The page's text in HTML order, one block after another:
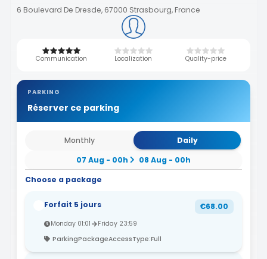
6 Boulevard De Dresde, 67000 Strasbourg, France
Communication Localization Quality-price
PARKING
Réserver ce parking
Monthly
Daily
07 Aug - 00h
08 Aug - 00h
Choose a package
Forfait 5 jours €68.00
Monday 01:01
Friday 23:59
ParkingPackageAccessType:Full